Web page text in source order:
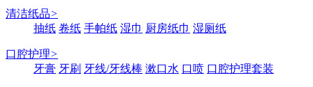
清洁纸品>
抽纸 卷纸 手帕纸 湿巾 厨房纸巾 湿厕纸
口腔护理>
牙膏 牙刷 牙线/牙线棒 漱口水 口喷 口腔护理套装